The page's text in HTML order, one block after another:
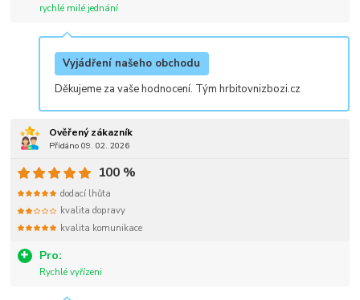
rychlé milé jednání
Vyjádření našeho obchodu
Děkujeme za vaše hodnocení. Tým hrbitovnizbozi.cz
Ověřený zákazník
Přidáno 09. 02. 2026
Pro:
Rychlé vyřízeni
100 %
dodací lhůta
kvalita dopravy
kvalita komunikace